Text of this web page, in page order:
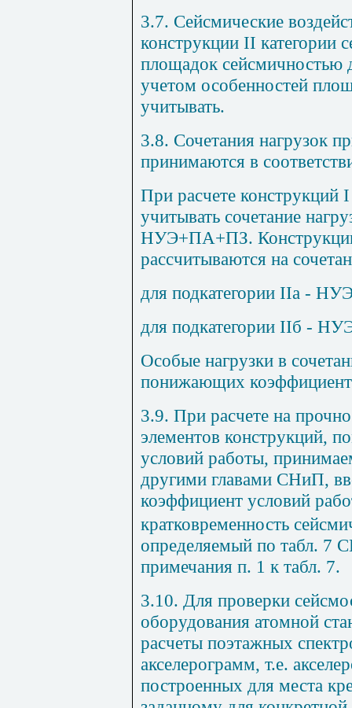
3.7. Сейсмические
конструкции II категории
площадок сейсмичностью
учетом особенностей
учитывать.
3.8. Сочетания нагрузок
принимаются в
При расчете конструкций
учитывать сочетание
НУЭ+ПА+ПЗ.
рассчитываются на
для подкатегории IIа -
для подкатегории IIб -
Особые нагрузки в
понижающих
3.9. При расчете на
элементов конструкций,
условий работы,
другими главами СНиП,
коэффициент условий
кратковременность
определяемый по табл. 7
примечания п. 1 к табл. 7.
3.10. Для проверки
оборудования атомной
расчеты поэтажных
акселерограмм, т.е.
построенных для места